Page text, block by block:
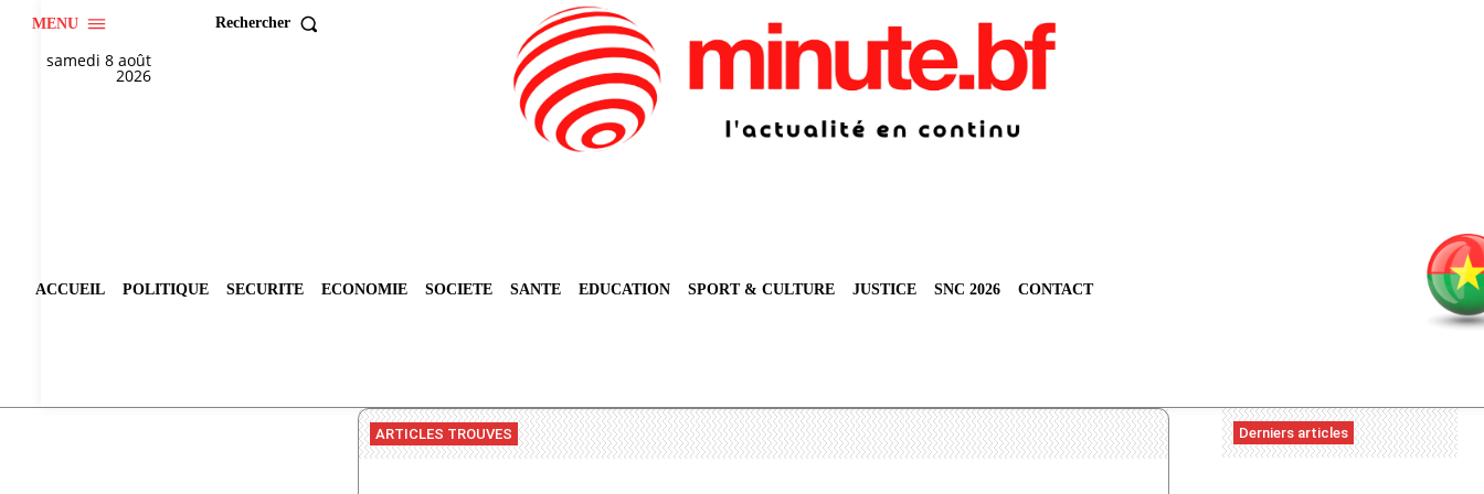
MENU Rechercher
samedi 8 août
2026
ACCUEIL POLITIQUE SECURITE ECONOMIE SOCIETE SANTE EDUCATION SPORT & CULTURE JUSTICE SNC 2026 CONTACT
ARTICLES TROUVES Derniers articles